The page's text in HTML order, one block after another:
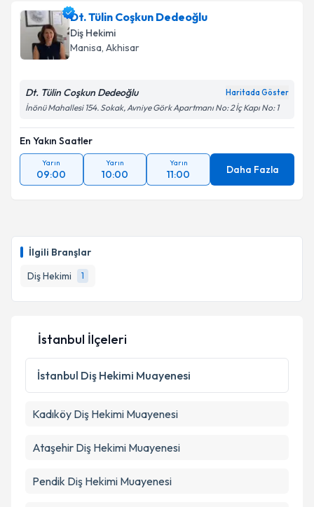
İlgili Branşlar
Diş Hekimi
1
Dt. Tülin Coşkun Dedeoğlu
Diş Hekimi
Manisa, Akhisar
Dt. Tülin Coşkun Dedeoğlu Haritada Göster
İnönü Mahallesi 154. Sokak, Avniye Görk Apartmanı No: 2 İç Kapı No: 1
En Yakın Saatler
Yarın
09:00
Yarın
10:00
Yarın
11:00 Daha Fazla
İstanbul İlçeleri
İstanbul Diş Hekimi Muayenesi
Kadıköy Diş Hekimi Muayenesi
Ataşehir Diş Hekimi Muayenesi
Pendik Diş Hekimi Muayenesi